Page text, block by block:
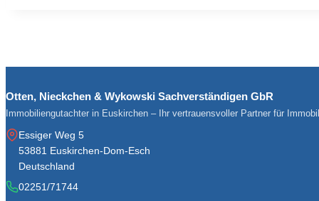
Otten, Nieckchen & Wykowski Sachverständigen GbR
Immobiliengutachter in Euskirchen – Ihr vertrauensvoller Partner für
Essiger Weg 5
53881 Euskirchen-Dom-Esch
Deutschland
02251/71744